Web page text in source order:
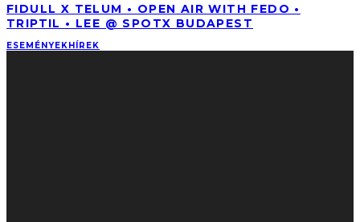
FIDULL X TELUM • OPEN AIR WITH FEDO •
TRIPTIL • LEE @ SPOTX BUDAPEST
ESEMÉNYEKHÍREK